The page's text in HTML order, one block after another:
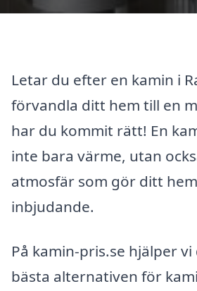
Letar du efter en kamin i
förvandla ditt hem till en
har du kommit rätt! En
inte bara värme, utan
atmosfär som gör ditt
inbjudande.
På kamin-pris.se hjälper
bästa alternativen för